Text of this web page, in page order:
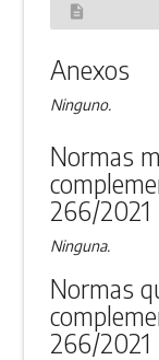
description
Anexos
Ninguno.
Normas
266/2021
Ninguna.
Normas
266/2021